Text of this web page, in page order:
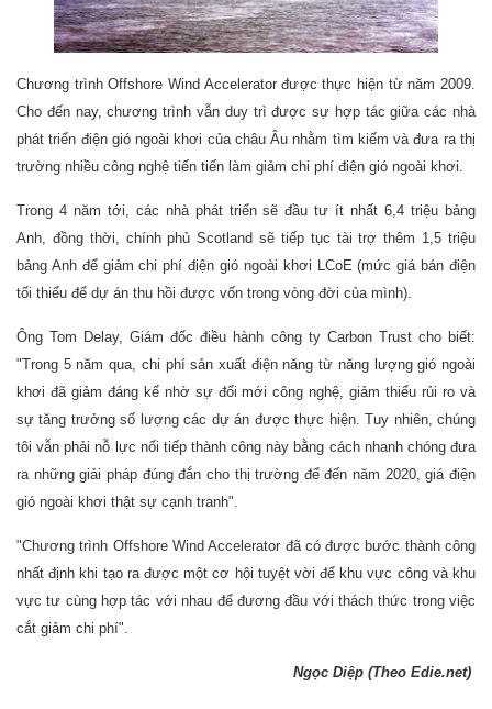
Chương trình Offshore Wind Accelerator được thực hiện từ năm 2009.
Cho đến nay, chương trình vẫn duy trì được sự hợp tác giữa các nhà
phát triển điện gió ngoài khơi của châu Âu nhằm tìm kiếm và đưa ra thị
trường nhiều công nghệ tiến tiến làm giảm chi phí điện gió ngoài khơi.
Trong 4 năm tới, các nhà phát triển sẽ đầu tư ít nhất 6,4 triệu bảng
Anh, đồng thời, chính phủ Scotland sẽ tiếp tục tài trợ thêm 1,5 triệu
bảng Anh để giảm chi phí điện gió ngoài khơi LCoE (mức giá bán điện
tối thiểu để dự án thu hồi được vốn trong vòng đời của mình).
Ông Tom Delay, Giám đốc điều hành công ty Carbon Trust cho biết:
"Trong 5 năm qua, chi phí sản xuất điện năng từ năng lượng gió ngoài
khơi đã giảm đáng kể nhờ sự đổi mới công nghệ, giảm thiểu rủi ro và
sự tăng trưởng số lượng các dự án được thực hiện. Tuy nhiên, chúng
tôi vẫn phải nỗ lực nối tiếp thành công này bằng cách nhanh chóng đưa
ra những giải pháp đúng đắn cho thị trường để đến năm 2020, giá điện
gió ngoài khơi thật sự cạnh tranh".
"Chương trình Offshore Wind Accelerator đã có được bước thành công
nhất định khi tạo ra được một cơ hội tuyệt vời để khu vực công và khu
vực tư cùng hợp tác với nhau để đương đầu với thách thức trong việc
cắt giảm chi phí".
Ngọc Diệp (Theo Edie.net)